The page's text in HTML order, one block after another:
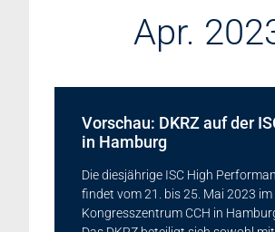
Apr.
Vorschau: DKRZ auf der
in Hamburg
Die diesjährige ISC High
findet vom 21. bis 25. Mai 2023 im
Kongresszentrum CCH in